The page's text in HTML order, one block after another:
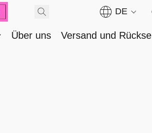
DE
Über uns Versand und